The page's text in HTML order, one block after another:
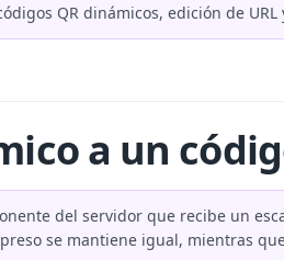
QR dinámicos, edición de
a un
del servidor que recibe un
se mantiene igual, mientras